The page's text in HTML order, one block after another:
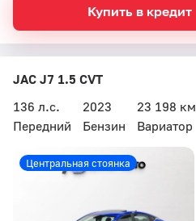
Купить в кредит
JAC J7 1.5 CVT
136 л.с.
2023
23 198 км
Передний
Бензин Вариатор
Центральная стоянка